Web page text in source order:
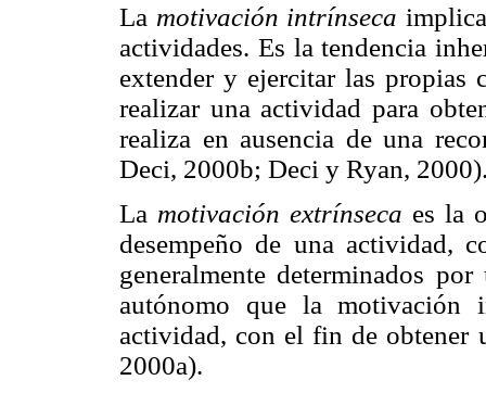
La motivación intrínseca
actividades. Es la tendencia
extender y ejercitar las propias
realizar una actividad para
realiza en ausencia de una
Deci, 2000b; Deci y Ryan,
La motivación extrínseca es la
desempeño de una actividad,
generalmente determinados
autónomo que la motivación
actividad, con el fin de obtener
2000a).